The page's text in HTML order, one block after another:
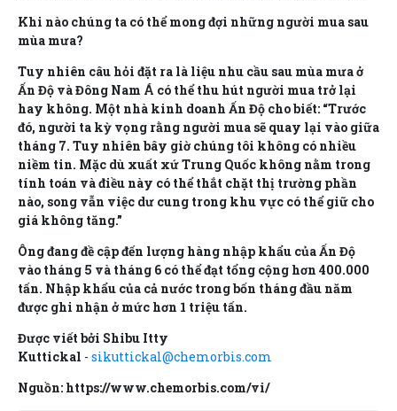
Khi nào chúng ta có thể mong đợi những người mua sau
mùa mưa?
Tuy nhiên câu hỏi đặt ra là liệu nhu cầu sau mùa mưa ở
Ấn Độ và Đông Nam Á có thể thu hút người mua trở lại
hay không. Một nhà kinh doanh Ấn Độ cho biết: “Trước
đó, người ta kỳ vọng rằng người mua sẽ quay lại vào giữa
tháng 7. Tuy nhiên bây giờ chúng tôi không có nhiều
niềm tin. Mặc dù xuất xứ Trung Quốc không nằm trong
tính toán và điều này có thể thắt chặt thị trường phần
nào, song vẫn việc dư cung trong khu vực có thể giữ cho
giá không tăng.”
Ông đang đề cập đến lượng hàng nhập khẩu của Ấn Độ
vào tháng 5 và tháng 6 có thể đạt tổng cộng hơn 400.000
tấn. Nhập khẩu của cả nước trong bốn tháng đầu năm
được ghi nhận ở mức hơn 1 triệu tấn.
Được viết bởi Shibu Itty
Kuttickal - sikuttickal@chemorbis.com
Nguồn: https://www.chemorbis.com/vi/